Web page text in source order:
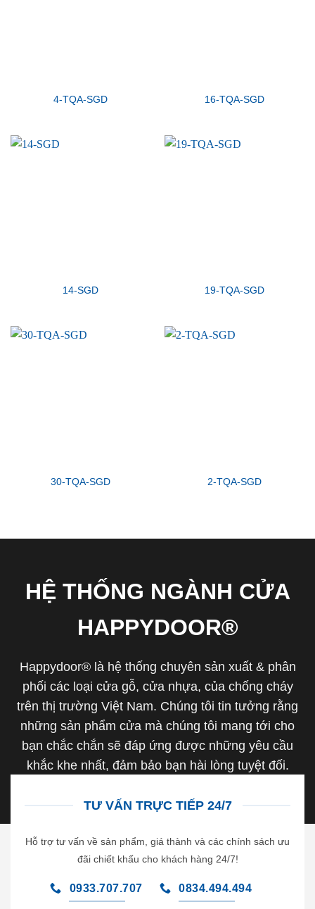
4-TQA-SGD 16-TQA-SGD
14-SGD 19-TQA-SGD
30-TQA-SGD 2-TQA-SGD
HỆ THỐNG NGÀNH CỬA
HAPPYDOOR®
Happydoor® là hệ thống chuyên sản xuất & phân
phối các loại cửa gỗ, cửa nhựa, của chống cháy
trên thị trường Việt Nam. Chúng tôi tin tưởng rằng
những sản phẩm cửa mà chúng tôi mang tới cho
bạn chắc chắn sẽ đáp ứng được những yêu cầu
khắc khe nhất, đảm bảo bạn hài lòng tuyệt đối.
TƯ VẤN TRỰC TIẾP 24/7
Hỗ trợ tư vấn về sản phẩm, giá thành và các chính sách ưu
đãi chiết khấu cho khách hàng 24/7!
0933.707.707 0834.494.494